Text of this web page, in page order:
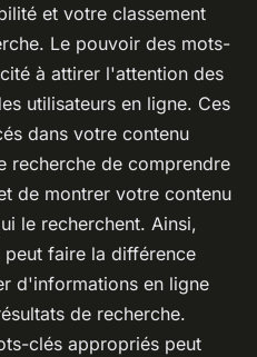
et votre classement
Le pouvoir des mots-
à attirer l'attention des
utilisateurs en ligne. Ces
dans votre contenu
recherche de comprendre
de montrer votre contenu
le recherchent. Ainsi,
faire la différence
d'informations en ligne
de recherche.
clés appropriés peut